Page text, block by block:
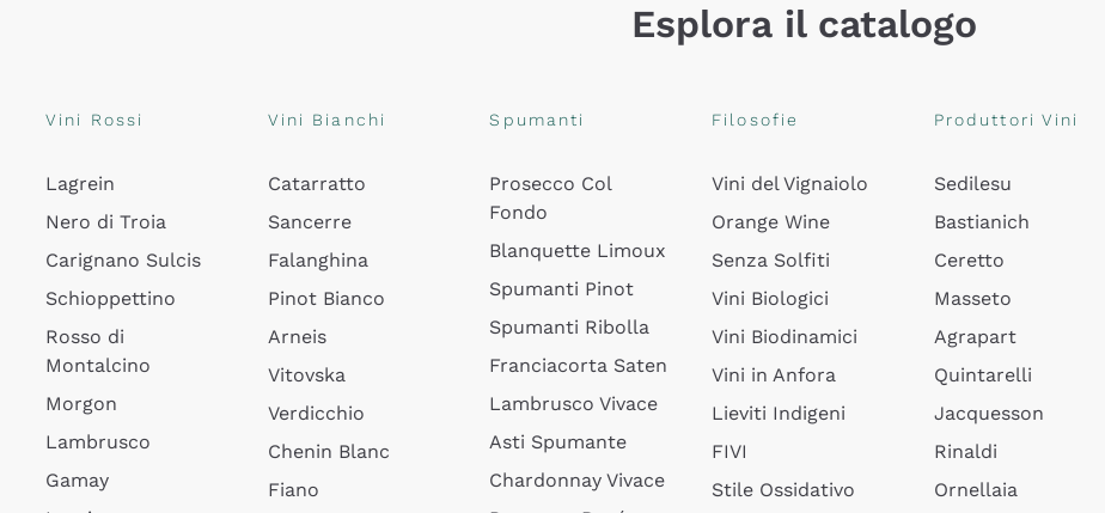
Esplora il catalogo
Vini Rossi
Lagrein
Nero di Troia
Carignano Sulcis
Schioppettino
Rosso di
Montalcino
Morgon
Lambrusco
Gamay
Vini Bianchi
Catarratto
Sancerre
Falanghina
Pinot Bianco
Arneis
Vitovska
Verdicchio
Chenin Blanc
Fiano
Spumanti
Prosecco Col
Fondo
Blanquette Limoux
Spumanti Pinot
Spumanti Ribolla
Franciacorta Saten
Lambrusco Vivace
Asti Spumante
Chardonnay Vivace
Filosofie
Vini del Vignaiolo
Orange Wine
Senza Solfiti
Vini Biologici
Vini Biodinamici
Vini in Anfora
Lieviti Indigeni
FIVI
Stile Ossidativo
Produttori Vini
Sedilesu
Bastianich
Ceretto
Masseto
Agrapart
Quintarelli
Jacquesson
Rinaldi
Ornellaia